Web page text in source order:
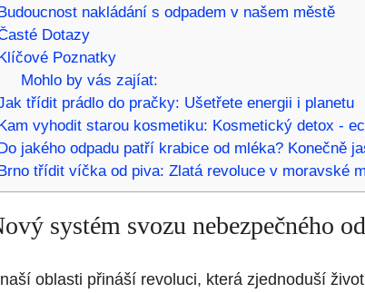
nakládání s odpadem v našem městě
Dotazy
Poznatky
Mohlo by vás zajíat:
třídit prádlo do pračky: Ušetřete energii i planetu
vyhodit starou kosmetiku: Kosmetický detox -
jakého odpadu patří krabice od mléka? Konečně
třídit víčka od piva: Zlatá revoluce v moravské
systém svozu nebezpečného
oblasti přináší revoluci, která zjednoduší